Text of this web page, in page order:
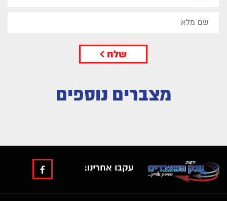
שלח
מצברים נוספים
עקבו אחרינו: